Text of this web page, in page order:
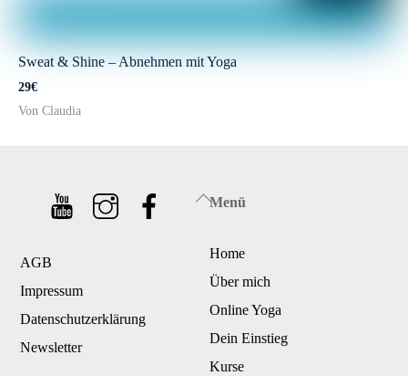
Sweat & Shine – Abnehmen mit Yoga
29€
Von Claudia
Back
Top
AGB
Impressum
Datenschutzerklärung
Newsletter
Menü
Home
Über mich
Online Yoga
Dein Einstieg
Kurse